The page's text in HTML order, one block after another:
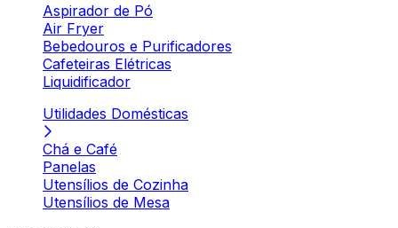
Aspirador de Pó
Air Fryer
Bebedouros e Purificadores
Cafeteiras Elétricas
Liquidificador
Utilidades Domésticas
Chá e Café
Panelas
Utensílios de Cozinha
Utensílios de Mesa